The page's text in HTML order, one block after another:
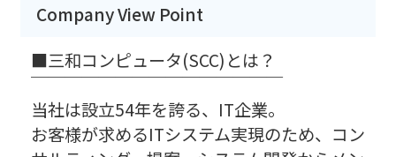
Company View Point
■三和コンピュータ(SCC)とは？
￣￣￣￣￣￣￣￣￣￣￣￣￣￣￣
当社は設立54年を誇る、IT企業。
お客様が求めるITシステム実現のため、コン